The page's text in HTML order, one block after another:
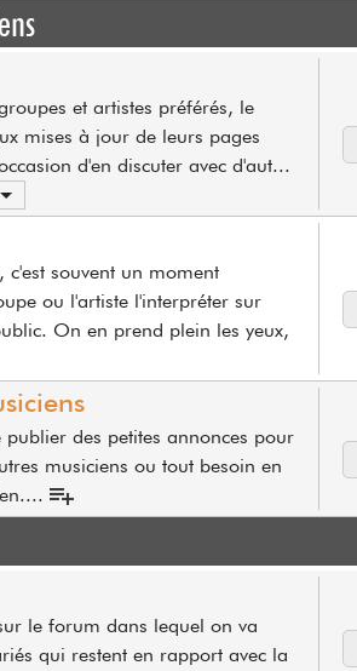
et artistes préférés, le
mises à jour de leurs pages
d'en discuter avec d'aut...
souvent un moment
ou l'artiste l'interpréter sur
On en prend plein les yeux,
des petites annonces pour
musiciens ou tout besoin en
...
le forum dans lequel on va
qui restent en rapport avec la